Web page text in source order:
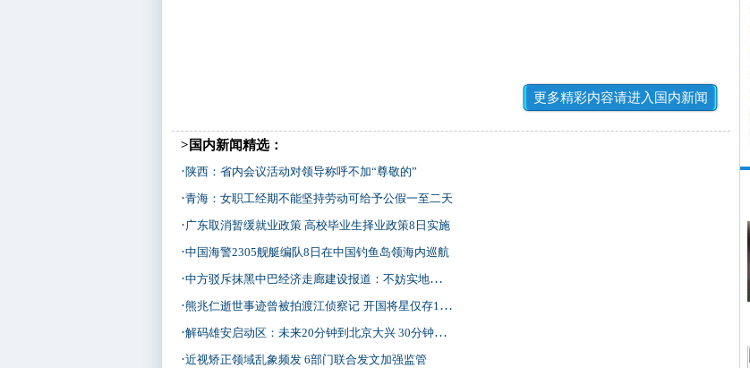
更多精彩内容请进入国内新闻
>国内新闻精选：
·陕西：省内会议活动对领导称呼不加“尊敬的”
·青海：女职工经期不能坚持劳动可给予公假一至二天
·广东取消暂缓就业政策 高校毕业生择业政策8日实施
·中国海警2305舰艇编队8日在中国钓鱼岛领海内巡航
·中方驳斥抹黑中巴经济走廊建设报道：不妨实地去了解
·熊兆仁逝世事迹曾被拍渡江侦察记 开国将星仅存12颗
·解码雄安启动区：未来20分钟到北京大兴 30分钟到天津
·近视矫正领域乱象频发 6部门联合发文加强监管